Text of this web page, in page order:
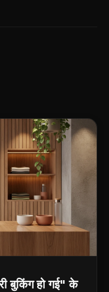
बुकिंग हो गई" के